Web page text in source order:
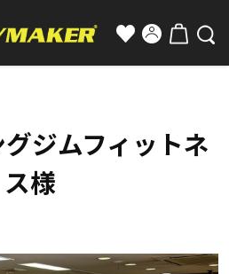
ジムフィットネ
ス様